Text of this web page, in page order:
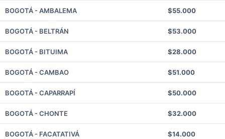
BOGOTÁ - AMBALEMA $55.000
BOGOTÁ - BELTRÁN $53.000
BOGOTÁ - BITUIMA $28.000
BOGOTÁ - CAMBAO $51.000
BOGOTÁ - CAPARRAPÍ $50.000
BOGOTÁ - CHONTE $32.000
BOGOTÁ - FACATATIVÁ $14.000